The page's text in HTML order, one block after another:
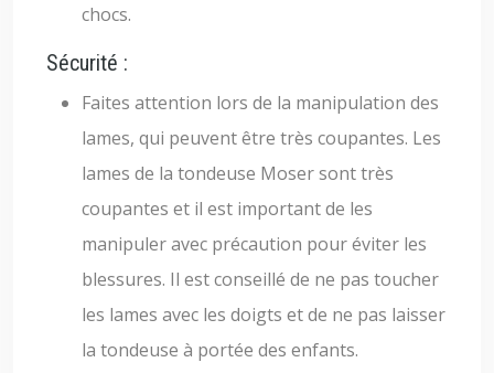
chocs.
Sécurité :
Faites attention lors de la manipulation des
lames, qui peuvent être très coupantes. Les
lames de la tondeuse Moser sont très
coupantes et il est important de les
manipuler avec précaution pour éviter les
blessures. Il est conseillé de ne pas toucher
les lames avec les doigts et de ne pas laisser
la tondeuse à portée des enfants.